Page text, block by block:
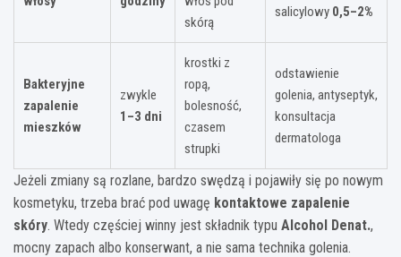
skórą
salicylowy 0,5–2%
Bakteryjne
zapalenie
mieszków
zwykle
1–3 dni
krostki z
ropą,
bolesność,
czasem
strupki
odstawienie
golenia, antyseptyk,
konsultacja
dermatologa
Jeżeli zmiany są rozlane, bardzo swędzą i pojawiły się po nowym
kosmetyku, trzeba brać pod uwagę kontaktowe zapalenie
skóry. Wtedy częściej winny jest składnik typu Alcohol Denat.,
mocny zapach albo konserwant, a nie sama technika golenia.